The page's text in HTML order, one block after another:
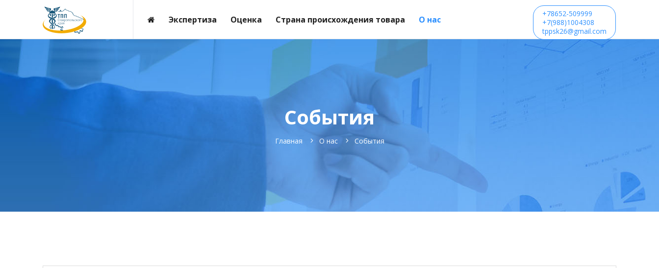
Экспертиза Оценка Страна происхождения товара О нас
+78652-509999
+7(988)1004308
tppsk26@gmail.com
События
Главная О нас События